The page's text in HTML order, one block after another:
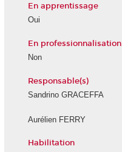
En apprentissage
Oui
En professionnalisation
Non
Responsable(s)
Sandrino GRACEFFA
Aurélien FERRY
Habilitation